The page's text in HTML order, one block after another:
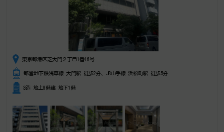
東京都港区芝大門２丁目1番16号
都営地下鉄浅草線 大門駅 徒歩2分、JR山手線 浜松町駅 徒歩5分
S造 地上8階建 地下1階